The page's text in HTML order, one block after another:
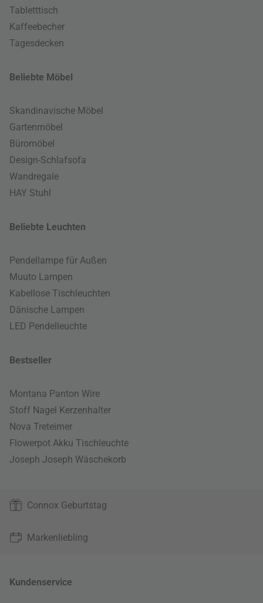
Tabletttisch
Kaffeebecher
Tagesdecken
Beliebte Möbel
Skandinavische Möbel
Gartenmöbel
Büromöbel
Design-Schlafsofa
Wandregale
HAY Stuhl
Beliebte Leuchten
Pendellampe für Außen
Muuto Lampen
Kabellose Tischleuchten
Dänische Lampen
LED Pendelleuchte
Bestseller
Montana Panton Wire
Stoff Nagel Kerzenhalter
Nova Treteimer
Flowerpot Akku Tischleuchte
Joseph Joseph Wäschekorb
Connox Geburtstag
Markenliebling
Kundenservice